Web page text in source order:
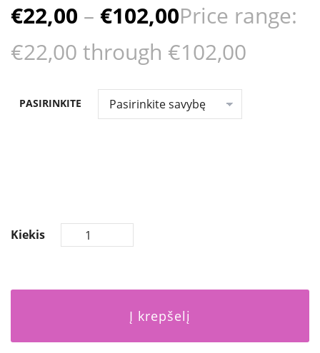
€22,00 – €102,00Price range:
€22,00 through €102,00
PASIRINKITE
Kiekis
Į krepšelį